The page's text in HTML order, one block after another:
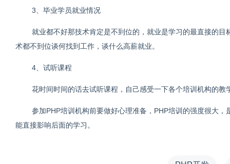
3、毕业学员就业情况
就业都不好那技术肯定是不到位的，就业是学习的最直接的
术都不到位谈何找到工作，谈什么高薪就业。
4、试听课程
花时间时间的话去试听课程，自己感受一下各个培训机构的
参加PHP培训机构前要做好心理准备，PHP培训的强度很大
能直接影响后面的学习。